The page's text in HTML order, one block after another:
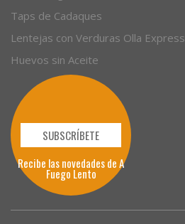
Taps de Cadaques
Lentejas con Verduras Olla Express
Huevos sin Aceite
SUBSCRÍBETE
Recibe las novedades de A
Fuego Lento